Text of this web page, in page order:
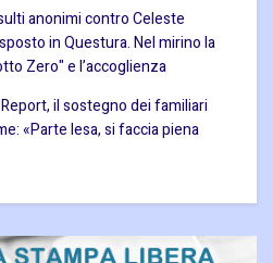
anonimi contro Celeste
in Questura. Nel mirino la
Zero" e l’accoglienza
il sostegno dei familiari
«Parte lesa, si faccia piena